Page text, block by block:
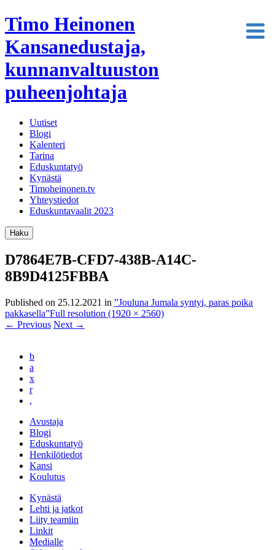
Timo Heinonen
Kansanedustaja,
kunnanvaltuuston
puheenjohtaja
Uutiset
Blogi
Kalenteri
Tarina
Eduskuntatyö
Kynästä
Timoheinonen.tv
Yhteystiedot
Eduskuntavaalit 2023
Haku
D7864E7B-CFD7-438B-A14C-
8B9D4125FBBA
Published on 25.12.2021 in ”Jouluna Jumala syntyi, paras poika
pakkasella”Full resolution (1920 × 2560)
← Previous Next →
b
a
x
r
,
Avustaja
Blogi
Eduskuntatyö
Henkilötiedot
Kansi
Koulutus
Kynästä
Lehti ja jatkot
Liity teamiin
Linkit
Medialle